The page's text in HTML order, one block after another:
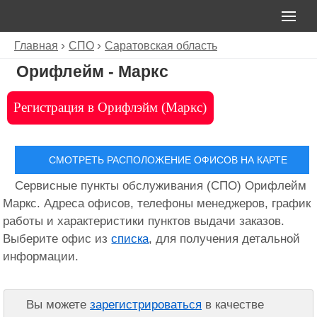
Главная СПО Саратовская область
Орифлейм - Маркс
Регистрация в Орифлэйм (Маркс)
СМОТРЕТЬ РАСПОЛОЖЕНИЕ ОФИСОВ НА КАРТЕ
Сервисные пункты обслуживания (СПО) Орифлейм
Маркс. Адреса офисов, телефоны менеджеров, график
работы и характеристики пунктов выдачи заказов.
Выберите офис изсписка, для получения детальной
информации.
Вы можетезарегистрироваться в качестве